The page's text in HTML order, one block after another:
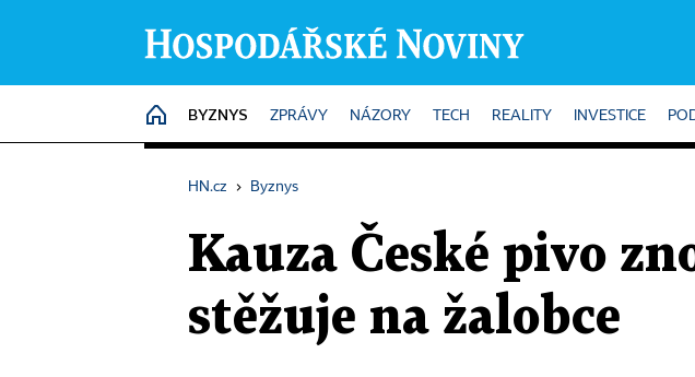
HOME
BYZNYS ZPRÁVY NÁZORY TECH REALITY INVESTICE
HN.cz › Byznys
Kauza České pivo
stěžuje na žalobce